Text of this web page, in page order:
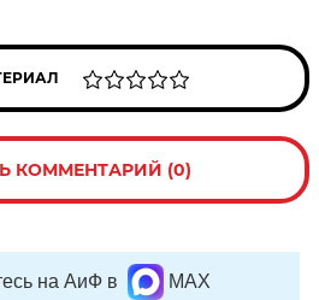
КОММЕНТАРИЙ (0)
на АиФ в MAX